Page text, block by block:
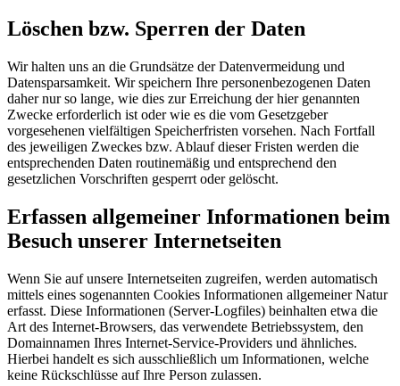
Löschen bzw. Sperren der Daten
Wir halten uns an die Grundsätze der Datenvermeidung und
Datensparsamkeit. Wir speichern Ihre personenbezogenen Daten
daher nur so lange, wie dies zur Erreichung der hier genannten
Zwecke erforderlich ist oder wie es die vom Gesetzgeber
vorgesehenen vielfältigen Speicherfristen vorsehen. Nach Fortfall
des jeweiligen Zweckes bzw. Ablauf dieser Fristen werden die
entsprechenden Daten routinemäßig und entsprechend den
gesetzlichen Vorschriften gesperrt oder gelöscht.
Erfassen allgemeiner Informationen beim
Besuch unserer Internetseiten
Wenn Sie auf unsere Internetseiten zugreifen, werden automatisch
mittels eines sogenannten Cookies Informationen allgemeiner Natur
erfasst. Diese Informationen (Server-Logfiles) beinhalten etwa die
Art des Internet-Browsers, das verwendete Betriebssystem, den
Domainnamen Ihres Internet-Service-Providers und ähnliches.
Hierbei handelt es sich ausschließlich um Informationen, welche
keine Rückschlüsse auf Ihre Person zulassen.